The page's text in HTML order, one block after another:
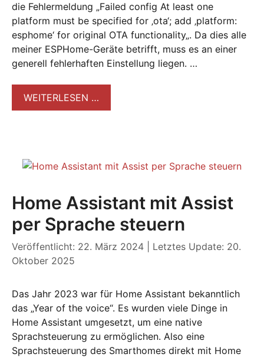
die Fehlermeldung „Failed config At least one
platform must be specified for ‚ota‘; add ‚platform:
esphome‘ for original OTA functionality„. Da dies alle
meiner ESPHome-Geräte betrifft, muss es an einer
generell fehlerhaften Einstellung liegen. …
WEITERLESEN …
Home Assistant mit Assist
per Sprache steuern
Veröffentlicht: 22. März 2024
Letztes Update: 20.
Oktober 2025
Das Jahr 2023 war für Home Assistant bekanntlich
das „Year of the voice“. Es wurden viele Dinge in
Home Assistant umgesetzt, um eine native
Sprachsteuerung zu ermöglichen. Also eine
Sprachsteuerung des Smarthomes direkt mit Home